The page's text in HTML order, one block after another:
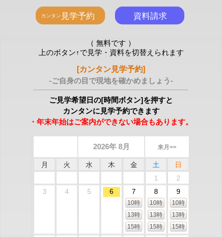
（ 無料です ）
上のボタン↑で見学・資料を切替えられます
[カンタン見学予約]
-ご自身の目で現地を確かめましょう-
ご見学希望日の[時間ボタン]を押すと
カンタンに見学予約できます
・年末年始はご案内ができない場合もあります。
2026年 8月 来月>>
月 火 水 木 金 土
日
1
2
3
4 5 6 7
10時
13時
15時
8
10時
13時
15時
9
10時
13時
15時